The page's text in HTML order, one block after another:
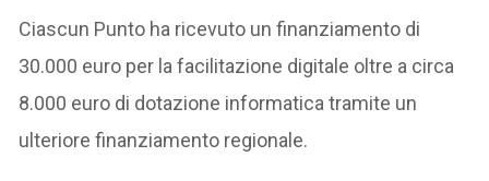
Ciascun Punto ha ricevuto un finanziamento di
30.000 euro per la facilitazione digitale oltre a circa
8.000 euro di dotazione informatica tramite un
ulteriore finanziamento regionale.